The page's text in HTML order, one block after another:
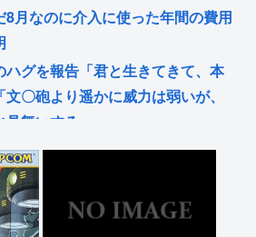
8月なのに介入に使った年間の費用
ハグを報告「君と生きてきて、本
〇砲より遥かに威力は弱いが、
舞いする」
ドリームス、セルラン1位に返り
ロデュース「ドキュメンタル」
シンプルな設定に国境超えた支